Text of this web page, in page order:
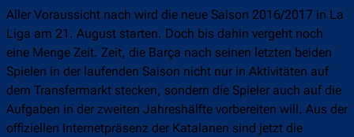
Aller Voraussicht nach wird die neue Saison 2016/2017 in La
Liga am 21. August starten. Doch bis dahin vergeht noch
eine Menge Zeit. Zeit, die Barça nach seinen letzten beiden
Spielen in der laufenden Saison nicht nur in Aktivitäten auf
dem Transfermarkt stecken, sondern die Spieler auch auf die
Aufgaben in der zweiten Jahreshälfte vorbereiten will. Aus der
offiziellen Internetpräsenz der Katalanen sind jetzt die